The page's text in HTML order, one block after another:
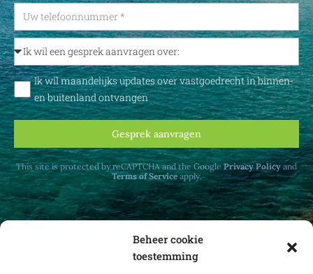
Beheer cookie
toestemming
Ik wil maandelijks updates over vastgoedrecht in binnen-
en buitenland ontvangen
Gesprek aanvragen
This site is protected by reCAPTCHA and the GooglePrivacy Policyand
Terms of Serviceapply.
Ontvang maandelijks updates over